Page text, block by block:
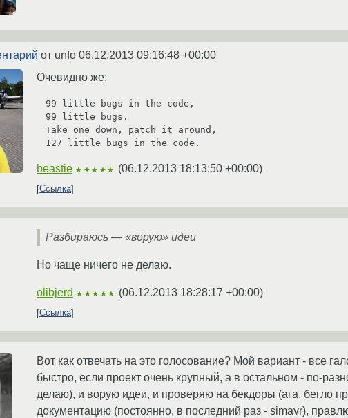
от unfo 06.12.2013 09:16:48 +00:00
Очевидно же:
99 little bugs in the code,
99 little bugs.
Take one down, patch it around,
beastie ★★★★★ (06.12.2013 18:13:50 +00:00)
Ссылка
Разбираюсь — «ворую» идеи
Но чаще ничего не делаю.
olibjerd ★★★★★ (06.12.2013 18:28:17 +00:00)
Ссылка
Вот как отвечать на это голосование? Мой вариант - все
быстро, если проект очень крупный, а в остальном - по-
делаю), и ворую идеи, и проверяю на бекдоры (ага, бегло
документацию (постоянно, в последний раз - simavr),